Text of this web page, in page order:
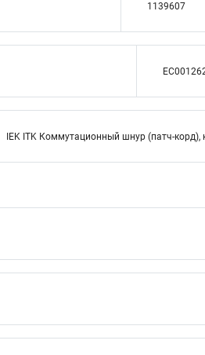
1139607
IEK ITK Коммутационный шнур (патч-корд),